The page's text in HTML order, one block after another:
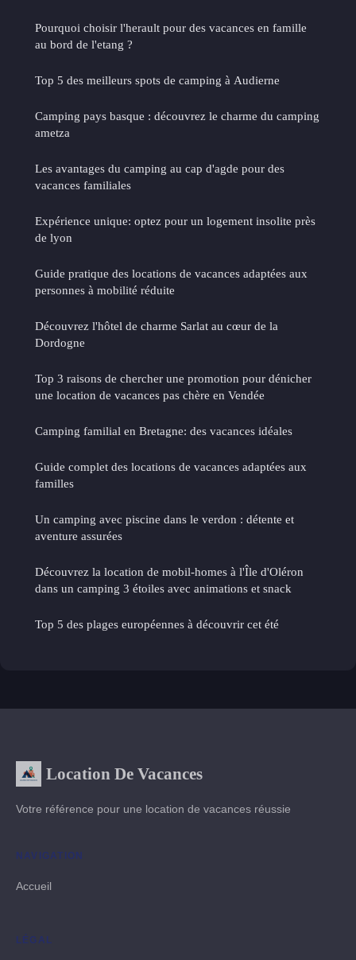
Pourquoi choisir l'herault pour des vacances en famille
au bord de l'etang ?
Top 5 des meilleurs spots de camping à Audierne
Camping pays basque : découvrez le charme du camping
ametza
Les avantages du camping au cap d'agde pour des
vacances familiales
Expérience unique: optez pour un logement insolite près
de lyon
Guide pratique des locations de vacances adaptées aux
personnes à mobilité réduite
Découvrez l'hôtel de charme Sarlat au cœur de la
Dordogne
Top 3 raisons de chercher une promotion pour dénicher
une location de vacances pas chère en Vendée
Camping familial en Bretagne: des vacances idéales
Guide complet des locations de vacances adaptées aux
familles
Un camping avec piscine dans le verdon : détente et
aventure assurées
Découvrez la location de mobil-homes à l'Île d'Oléron
dans un camping 3 étoiles avec animations et snack
Top 5 des plages européennes à découvrir cet été
Location De Vacances
Votre référence pour une location de vacances réussie
NAVIGATION
Accueil
LÉGAL